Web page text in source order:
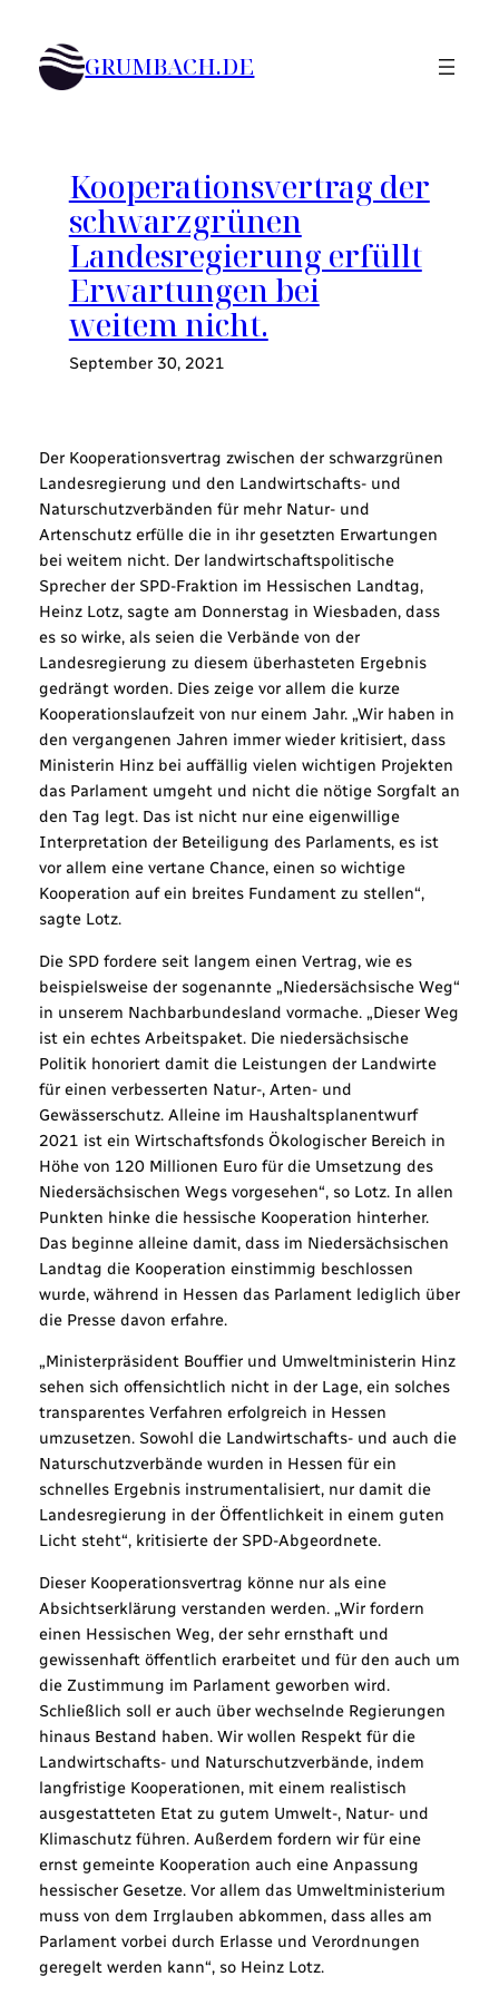
Inhalt
springen GRUMBACH.DE
Kooperationsvertrag der
schwarzgrünen
Landesregierung erfüllt
Erwartungen bei
weitem nicht.
September 30, 2021
Der Kooperationsvertrag zwischen der schwarzgrünen
Landesregierung und den Landwirtschafts- und
Naturschutzverbänden für mehr Natur- und
Artenschutz erfülle die in ihr gesetzten Erwartungen
bei weitem nicht. Der landwirtschaftspolitische
Sprecher der SPD-Fraktion im Hessischen Landtag,
Heinz Lotz, sagte am Donnerstag in Wiesbaden, dass
es so wirke, als seien die Verbände von der
Landesregierung zu diesem überhasteten Ergebnis
gedrängt worden. Dies zeige vor allem die kurze
Kooperationslaufzeit von nur einem Jahr. „Wir haben in
den vergangenen Jahren immer wieder kritisiert, dass
Ministerin Hinz bei auffällig vielen wichtigen Projekten
das Parlament umgeht und nicht die nötige Sorgfalt an
den Tag legt. Das ist nicht nur eine eigenwillige
Interpretation der Beteiligung des Parlaments, es ist
vor allem eine vertane Chance, einen so wichtige
Kooperation auf ein breites Fundament zu stellen“,
sagte Lotz.
Die SPD fordere seit langem einen Vertrag, wie es
beispielsweise der sogenannte „Niedersächsische Weg“
in unserem Nachbarbundesland vormache. „Dieser Weg
ist ein echtes Arbeitspaket. Die niedersächsische
Politik honoriert damit die Leistungen der Landwirte
für einen verbesserten Natur-, Arten- und
Gewässerschutz. Alleine im Haushaltsplanentwurf
2021 ist ein Wirtschaftsfonds Ökologischer Bereich in
Höhe von 120 Millionen Euro für die Umsetzung des
Niedersächsischen Wegs vorgesehen“, so Lotz. In allen
Punkten hinke die hessische Kooperation hinterher.
Das beginne alleine damit, dass im Niedersächsischen
Landtag die Kooperation einstimmig beschlossen
wurde, während in Hessen das Parlament lediglich über
die Presse davon erfahre.
„Ministerpräsident Bouffier und Umweltministerin Hinz
sehen sich offensichtlich nicht in der Lage, ein solches
transparentes Verfahren erfolgreich in Hessen
umzusetzen. Sowohl die Landwirtschafts- und auch die
Naturschutzverbände wurden in Hessen für ein
schnelles Ergebnis instrumentalisiert, nur damit die
Landesregierung in der Öffentlichkeit in einem guten
Licht steht“, kritisierte der SPD-Abgeordnete.
Dieser Kooperationsvertrag könne nur als eine
Absichtserklärung verstanden werden. „Wir fordern
einen Hessischen Weg, der sehr ernsthaft und
gewissenhaft öffentlich erarbeitet und für den auch um
die Zustimmung im Parlament geworben wird.
Schließlich soll er auch über wechselnde Regierungen
hinaus Bestand haben. Wir wollen Respekt für die
Landwirtschafts- und Naturschutzverbände, indem
langfristige Kooperationen, mit einem realistisch
ausgestatteten Etat zu gutem Umwelt-, Natur- und
Klimaschutz führen. Außerdem fordern wir für eine
ernst gemeinte Kooperation auch eine Anpassung
hessischer Gesetze. Vor allem das Umweltministerium
muss von dem Irrglauben abkommen, dass alles am
Parlament vorbei durch Erlasse und Verordnungen
geregelt werden kann“, so Heinz Lotz.